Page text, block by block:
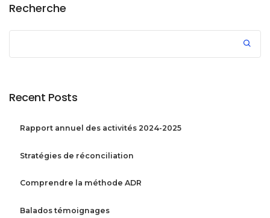
Recherche
Recent Posts
Rapport annuel des activités 2024-2025
Stratégies de réconciliation
Comprendre la méthode ADR
Balados témoignages